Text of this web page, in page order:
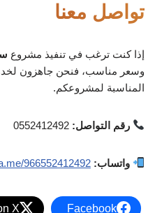
تواصل معنا
إذا كنت ترغب في تنفيذ مشروع
وسعر مناسب، فنحن جاهزون
المناسبة لمشروعكم.
رقم التواصل: 0552412492
واتساب: 966552412492
Facebook
X